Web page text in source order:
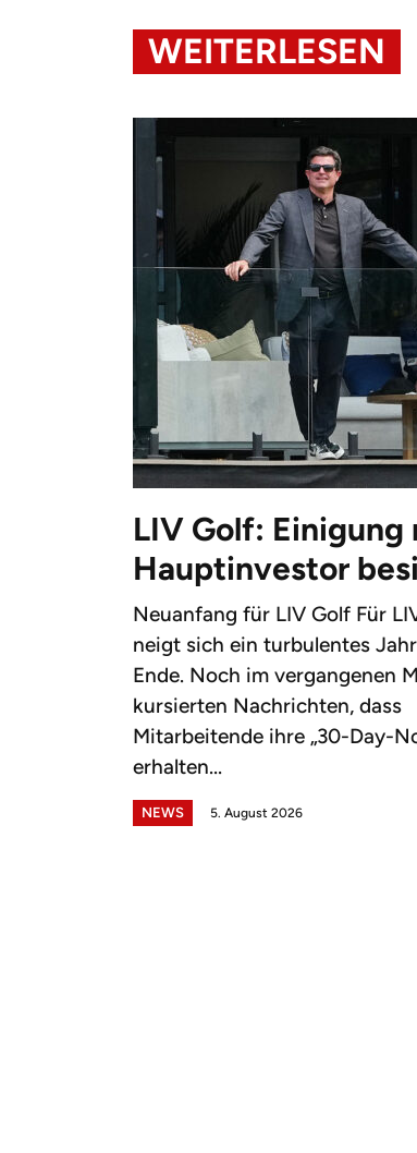
WEITERLESEN
LIV Golf: Einigung
Hauptinvestor
Neuanfang für LIV Golf Für
neigt sich ein turbulentes
Ende. Noch im vergangenen
kursierten Nachrichten, dass
Mitarbeitende ihre „30-Day-
erhalten...
NEWS 5. August 2026